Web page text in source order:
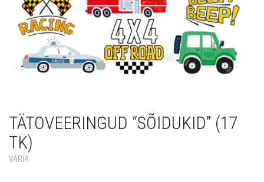
TÄTOVEERINGUD “SÕIDUKID” (17
TK)
VARIA